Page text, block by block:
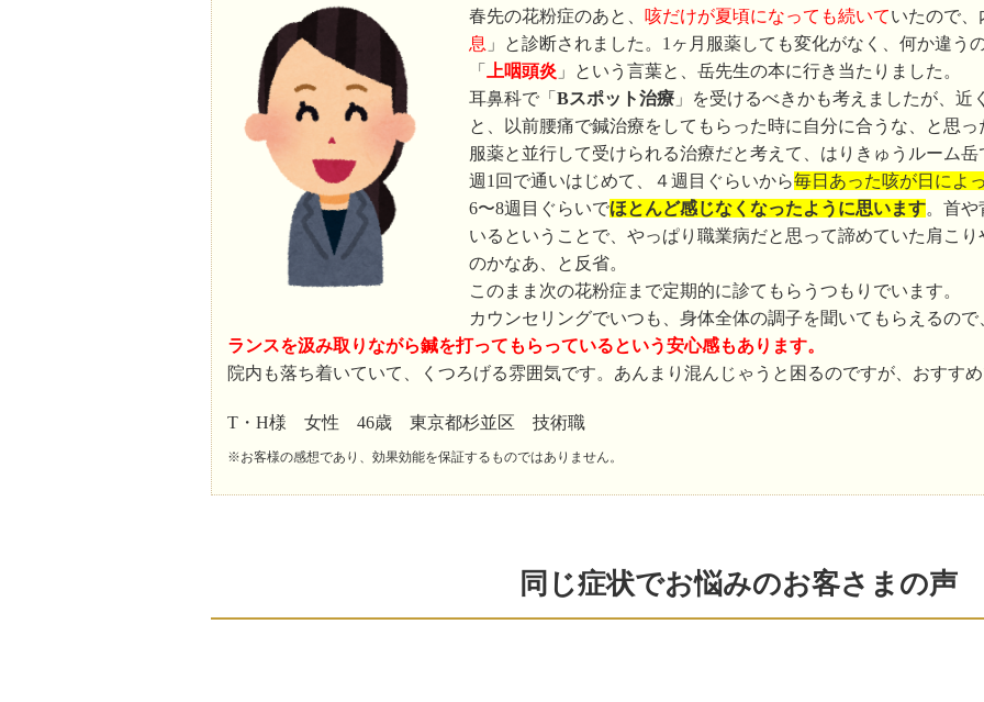
春先の花粉症のあと、 咳だけが夏頃になっても続いていたので
息 」と診断されました。1ヶ月服薬しても変化がなく、何か違
「
上咽頭炎 」という言葉と、岳先生の本に行き当たりました。
耳鼻科で「 Bスポット治療 」を受けるべきかも考えましたが、
と、以前腰痛で鍼治療をしてもらった時に自分に合うな、と思
服薬と並行して受けられる治療だと考えて、はりきゅうルーム
週1回で通いはじめて、４週目ぐらいから毎日あった咳が日によ
6〜8週目ぐらいでほとんど感じなくなったように思います。首
いるということで、やっぱり職業病だと思って諦めていた肩こ
のかなあ、と反省。
このまま次の花粉症まで定期的に診てもらうつもりでいます。
カウンセリングでいつも、身体全体の調子を聞いてもらえるの
ランスを汲み取りながら鍼を打ってもらっているという安心感もあります。
院内も落ち着いていて、くつろげる雰囲気です。あんまり混んじゃうと困るのですが、おすす
T・H様 女性 46歳 東京都杉並区 技術職
※お客様の感想であり、効果効能を保証するものではありません。
同じ症状でお悩みのお客さまの声